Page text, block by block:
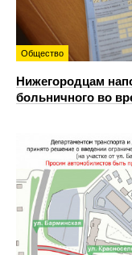
Общество
Нижегородцам
больничного во